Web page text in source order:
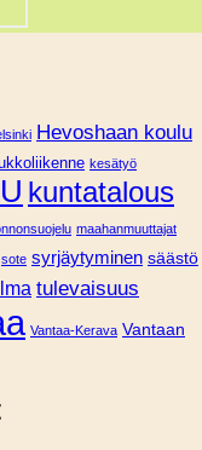
Hevoshaan koulu
kesätyö
kuntatalous
maahanmuuttajat
sote syrjäytyminen säästö
tulevaisuus
Vantaa-Kerava Vantaan